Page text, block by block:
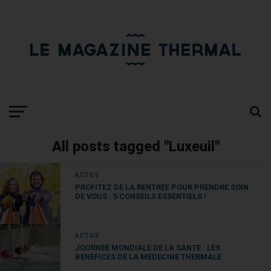
All posts tagged "Luxeuil"
ACTUS
PROFITEZ DE LA RENTRÉE POUR PRENDRE SOIN
DE VOUS : 5 CONSEILS ESSENTIELS !
ACTUS
JOURNEE MONDIALE DE LA SANTE : LES
BENEFICES DE LA MEDECINE THERMALE